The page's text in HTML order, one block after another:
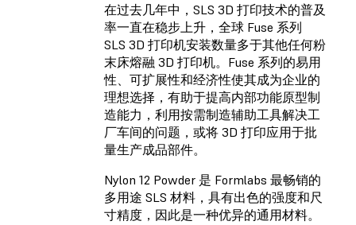
在过去几年中，SLS 3D 打印技术的普及
率一直在稳步上升，全球 Fuse 系列
SLS 3D 打印机安装数量多于其他任何粉
末床熔融 3D 打印机。Fuse 系列的易用
性、可扩展性和经济性使其成为企业的
理想选择，有助于提高内部功能原型制
造能力，利用按需制造辅助工具解决工
厂车间的问题，或将 3D 打印应用于批
量生产成品部件。
Nylon 12 Powder 是 Formlabs 最畅销的
多用途 SLS 材料，具有出色的强度和尺
寸精度，因此是一种优异的通用材料。